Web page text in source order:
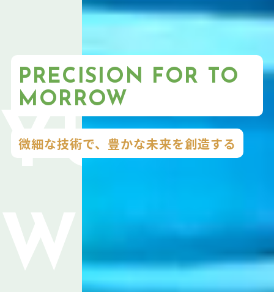
PRECISION FOR TO
MORROW
微細な技術で、豊かな未来を創造する